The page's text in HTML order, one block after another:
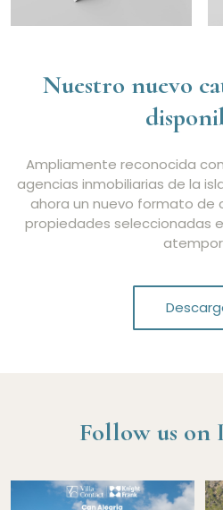
Nuestro nuevo
Ampliamente reconocida
agencias inmobiliarias de la
ahora un nuevo formato de
propiedades seleccionadas
Follow us on